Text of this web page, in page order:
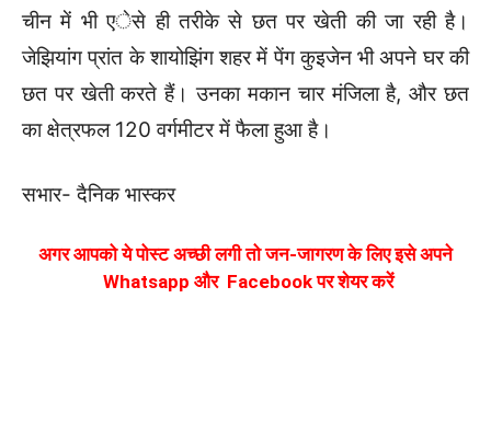
चीन में भी एेसे ही तरीके से छत पर खेती की जा रही है।
जेझियांग प्रांत के शायोझिंग शहर में पेंग कुइजेन भी अपने घर की
छत पर खेती करते हैं। उनका मकान चार मंजिला है, और छत
का क्षेत्रफल 120 वर्गमीटर में फैला हुआ है।
सभार- दैनिक भास्कर
अगर आपको ये पोस्ट अच्छी लगी तो जन-जागरण के लिए इसे अपने
Whatsapp और Facebook पर शेयर करें